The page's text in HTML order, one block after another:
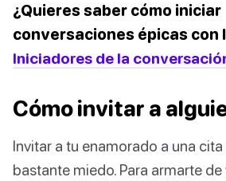
¿Quieres saber cómo iniciar
conversaciones épicas con
Iniciadores de la
Cómo invitar a
Invitar a tu enamorado a una
bastante miedo. Para armarte